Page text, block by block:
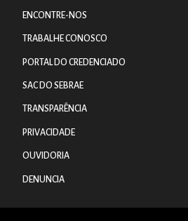
ENCONTRE-NOS
TRABALHE CONOSCO
PORTAL DO CREDENCIADO
SAC DO SEBRAE
TRANSPARÊNCIA
PRIVACIDADE
OUVIDORIA
DENUNCIA